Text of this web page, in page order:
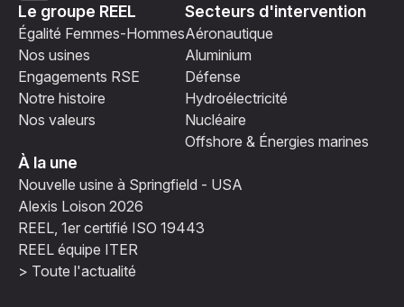
Le groupe REEL
Égalité Femmes-Hommes
Nos usines
Engagements RSE
Notre histoire
Nos valeurs
Secteurs d'intervention
Aéronautique
Aluminium
Défense
Hydroélectricité
Nucléaire
Offshore & Énergies marines
À la une
Nouvelle usine à Springfield - USA
Alexis Loison 2026
REEL, 1er certifié ISO 19443
REEL équipe ITER
> Toute l'actualité